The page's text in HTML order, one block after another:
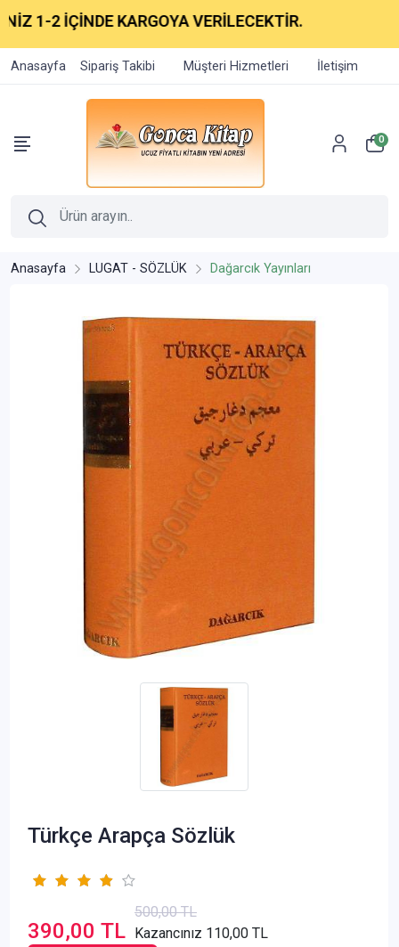
2 İÇİNDE KARGOYA VERİLECEKTİR.
Anasayfa Sipariş Takibi Müşteri Hizmetleri İletişim
0
Anasayfa LUGAT - SÖZLÜK Dağarcık Yayınları
Türkçe Arapça Sözlük
390,00 TL
500,00 TL
Kazancınız 110,00 TL